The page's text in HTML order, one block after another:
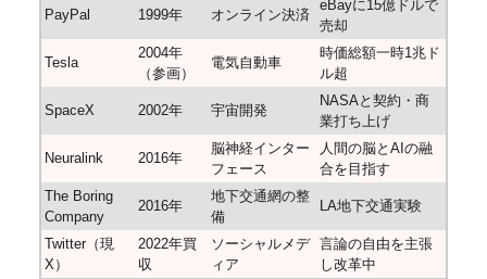
PayPal 1999年 オンライン決済
eBayに15億ドルで
売却
Tesla
2004年
（参画）
電気自動車
時価総額一時1兆ド
ル超
SpaceX 2002年 宇宙開発
NASAと契約・商
業打ち上げ
Neuralink 2016年
脳神経インター
フェース
人間の脳とAIの融
合を目指す
The Boring
Company
2016年
地下交通網の整
備
LA地下交通実験
Twitter（現
X）
2022年買
収
ソーシャルメデ
ィア
言論の自由を主張
し改革中